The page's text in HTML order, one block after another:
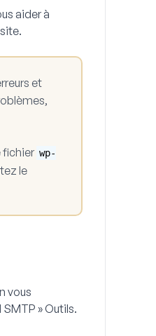
aider à
et
fichier wp-
le
vous
SMTP » Outils.